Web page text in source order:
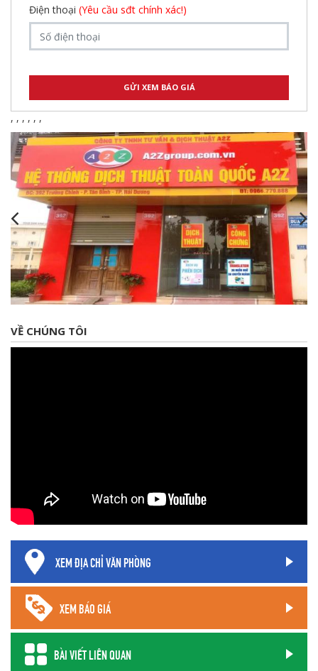
Điện thoại (Yêu cầu sđt chính xác!)
, , , , , ,
VỀ CHÚNG TÔI
XEM ĐỊA CHỈ VĂN PHÒNG
XEM BÁO GIÁ
BÀI VIẾT LIÊN QUAN